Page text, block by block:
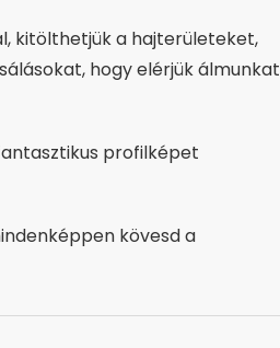
kitölthetjük a hajterületeket,
hogy elérjük álmunkat
profilképet
kövesd a